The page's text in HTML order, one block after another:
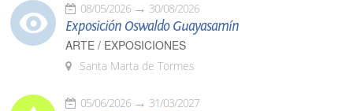
08/05/2026 30/08/2026
Exposición Oswaldo Guayasamín
ARTE / EXPOSICIONES
Santa Marta de Tormes
05/06/2026 31/03/2027